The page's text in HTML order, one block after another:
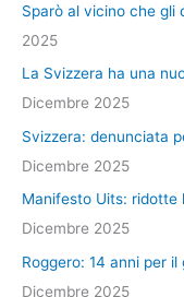
Sparò al vicino che gli
2025
La Svizzera ha una
Dicembre 2025
Svizzera: denunciata
Dicembre 2025
Manifesto Uits: ridotte
Dicembre 2025
Roggero: 14 anni per
Dicembre 2025